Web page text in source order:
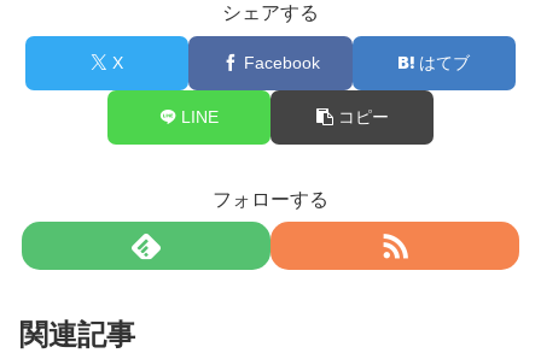
シェアする
X Facebook はてブ
LINE コピー
フォローする
関連記事